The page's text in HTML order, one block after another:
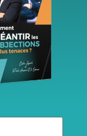
et de
:
sociaux
fort
publications et